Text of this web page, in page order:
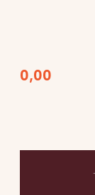
0,00